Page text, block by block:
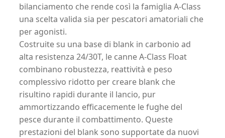
bilanciamento che rende così la famiglia A-Class
una scelta valida sia per pescatori amatoriali che
per agonisti.
Costruite su una base di blank in carbonio ad
alta resistenza 24/30T, le canne A-Class Float
combinano robustezza, reattività e peso
complessivo ridotto per creare blank che
risultino rapidi durante il lancio, pur
ammortizzando efficacemente le fughe del
pesce durante il combattimento. Queste
prestazioni del blank sono supportate da nuovi